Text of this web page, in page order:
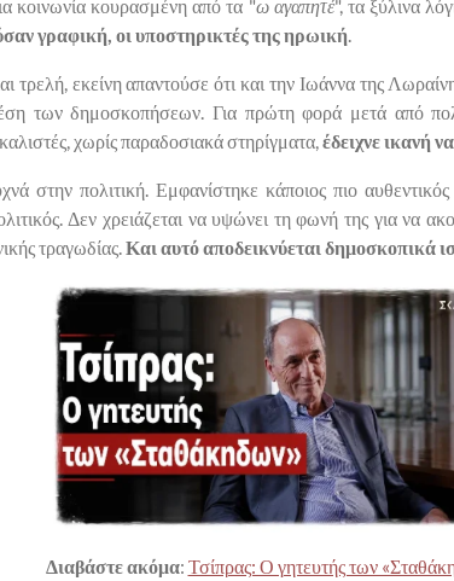
κοινωνία κουρασμένη από τα "ω αγαπητέ", τα ξύλινα
γραφική, οι υποστηρικτές της ηρωική
εκείνη απαντούσε ότι και την Ιωάννα της
των δημοσκοπήσεων. Για πρώτη φορά μετά από
χωρίς παραδοσιακά στηρίγματα, έδειχνε ικανή
στην πολιτική. Εμφανίστηκε κάποιος πιο
Δεν χρειάζεται να υψώνει τη φωνή της για να
τραγωδίας. Και αυτό αποδεικνύεται δημοσκοπικά
Διαβάστε ακόμα: Τσίπρας: Ο γητευτής των